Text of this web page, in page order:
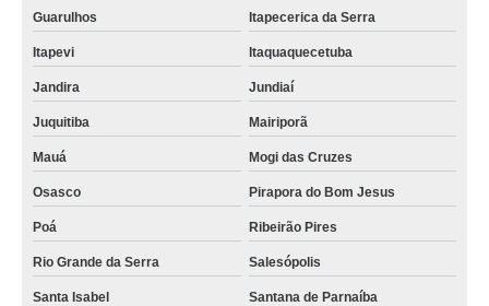
Guarulhos Itapecerica da Serra
Itapevi Itaquaquecetuba
Jandira Jundiaí
Juquitiba Mairiporã
Mauá Mogi das Cruzes
Osasco Pirapora do Bom Jesus
Poá Ribeirão Pires
Rio Grande da Serra Salesópolis
Santa Isabel Santana de Parnaíba